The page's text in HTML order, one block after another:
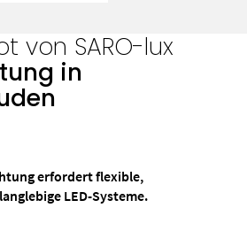
von SARO-lux
in
erfordert flexible,
LED-Systeme.